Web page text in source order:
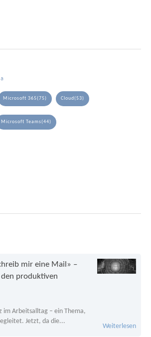
Microsoft 365(75) Cloud(53)
Microsoft Teams(44)
mir eine Mail» –
produktiven
im Arbeitsalltag – ein Thema,
Jetzt, da die...
Weiterlesen